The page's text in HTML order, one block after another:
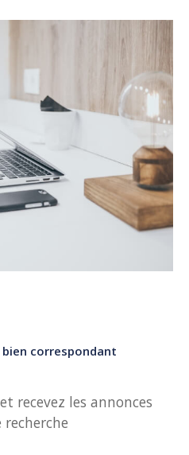
correspondant
recevez les annonces